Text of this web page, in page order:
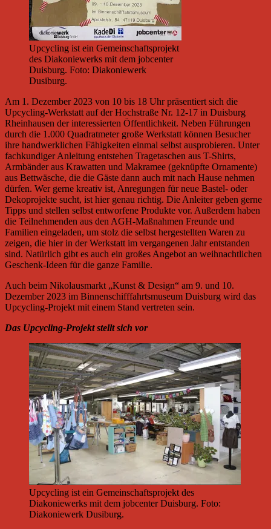
Upcycling ist ein Gemeinschaftsprojekt
des Diakoniewerks mit dem jobcenter
Duisburg. Foto: Diakoniewerk
Dusiburg.
Am 1. Dezember 2023 von 10 bis 18 Uhr präsentiert sich die
Upcycling-Werkstatt auf der Hochstraße Nr. 12-17 in Duisburg
Rheinhausen der interessierten Öffentlichkeit. Neben Führungen
durch die 1.000 Quadratmeter große Werkstatt können Besucher
ihre handwerklichen Fähigkeiten einmal selbst ausprobieren. Unter
fachkundiger Anleitung entstehen Tragetaschen aus T-Shirts,
Armbänder aus Krawatten und Makramee (geknüpfte Ornamente)
aus Bettwäsche, die die Gäste dann auch mit nach Hause nehmen
dürfen. Wer gerne kreativ ist, Anregungen für neue Bastel- oder
Dekoprojekte sucht, ist hier genau richtig. Die Anleiter geben gerne
Tipps und stellen selbst entworfene Produkte vor. Außerdem haben
die Teilnehmenden aus den AGH-Maßnahmen Freunde und
Familien eingeladen, um stolz die selbst hergestellten Waren zu
zeigen, die hier in der Werkstatt im vergangenen Jahr entstanden
sind. Natürlich gibt es auch ein großes Angebot an weihnachtlichen
Geschenk-Ideen für die ganze Familie.
Auch beim Nikolausmarkt „Kunst & Design“ am 9. und 10.
Dezember 2023 im Binnenschifffahrtsmuseum Duisburg wird das
Upcycling-Projekt mit einem Stand vertreten sein.
Das Upcycling-Projekt stellt sich vor
Upcycling ist ein Gemeinschaftsprojekt des
Diakoniewerks mit dem jobcenter Duisburg. Foto:
Diakoniewerk Dusiburg.